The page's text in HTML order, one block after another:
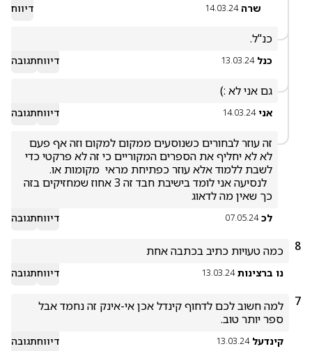
שרה 14.03.24 דיווח
כנ"ל.
כנל 13.03.24 דיווחתגובה
גם אני לא :)
אני 14.03.24 דיווחתגובה
כך שאין מה לדאוג
לכ 07.05.24 דיווחתגובה
8 כמה טעויות כתיב בכתבה אחת
נו ברצינות 13.03.24 דיווחתגובה
7
ספר יותר טוב.
קינדעל 13.03.24 דיווחתגובה